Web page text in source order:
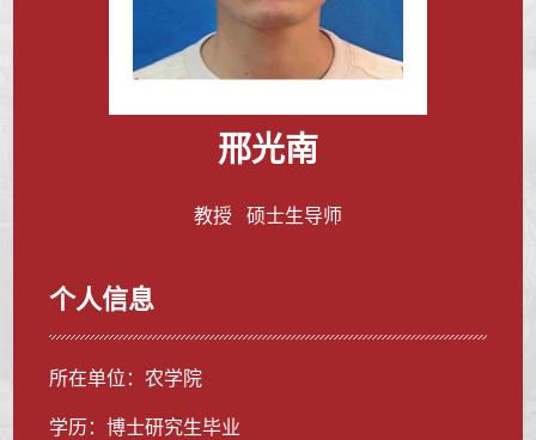
邢光南
教授 硕士生导师
个人信息
所在单位：农学院
学历：博士研究生毕业